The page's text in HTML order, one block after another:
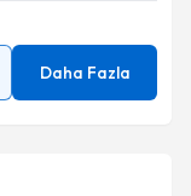
Daha Fazla